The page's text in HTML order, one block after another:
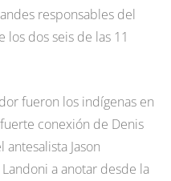
responsables del
dos seis de las 11
fueron los indígenas en
conexión de Denis
Jason
a anotar desde la